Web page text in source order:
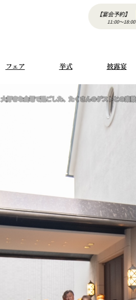
フェア 挙式 披露宴
大好きな会場で過ごした、たくさんのゲストとの素
【宴会予約】
11:00〜18:00